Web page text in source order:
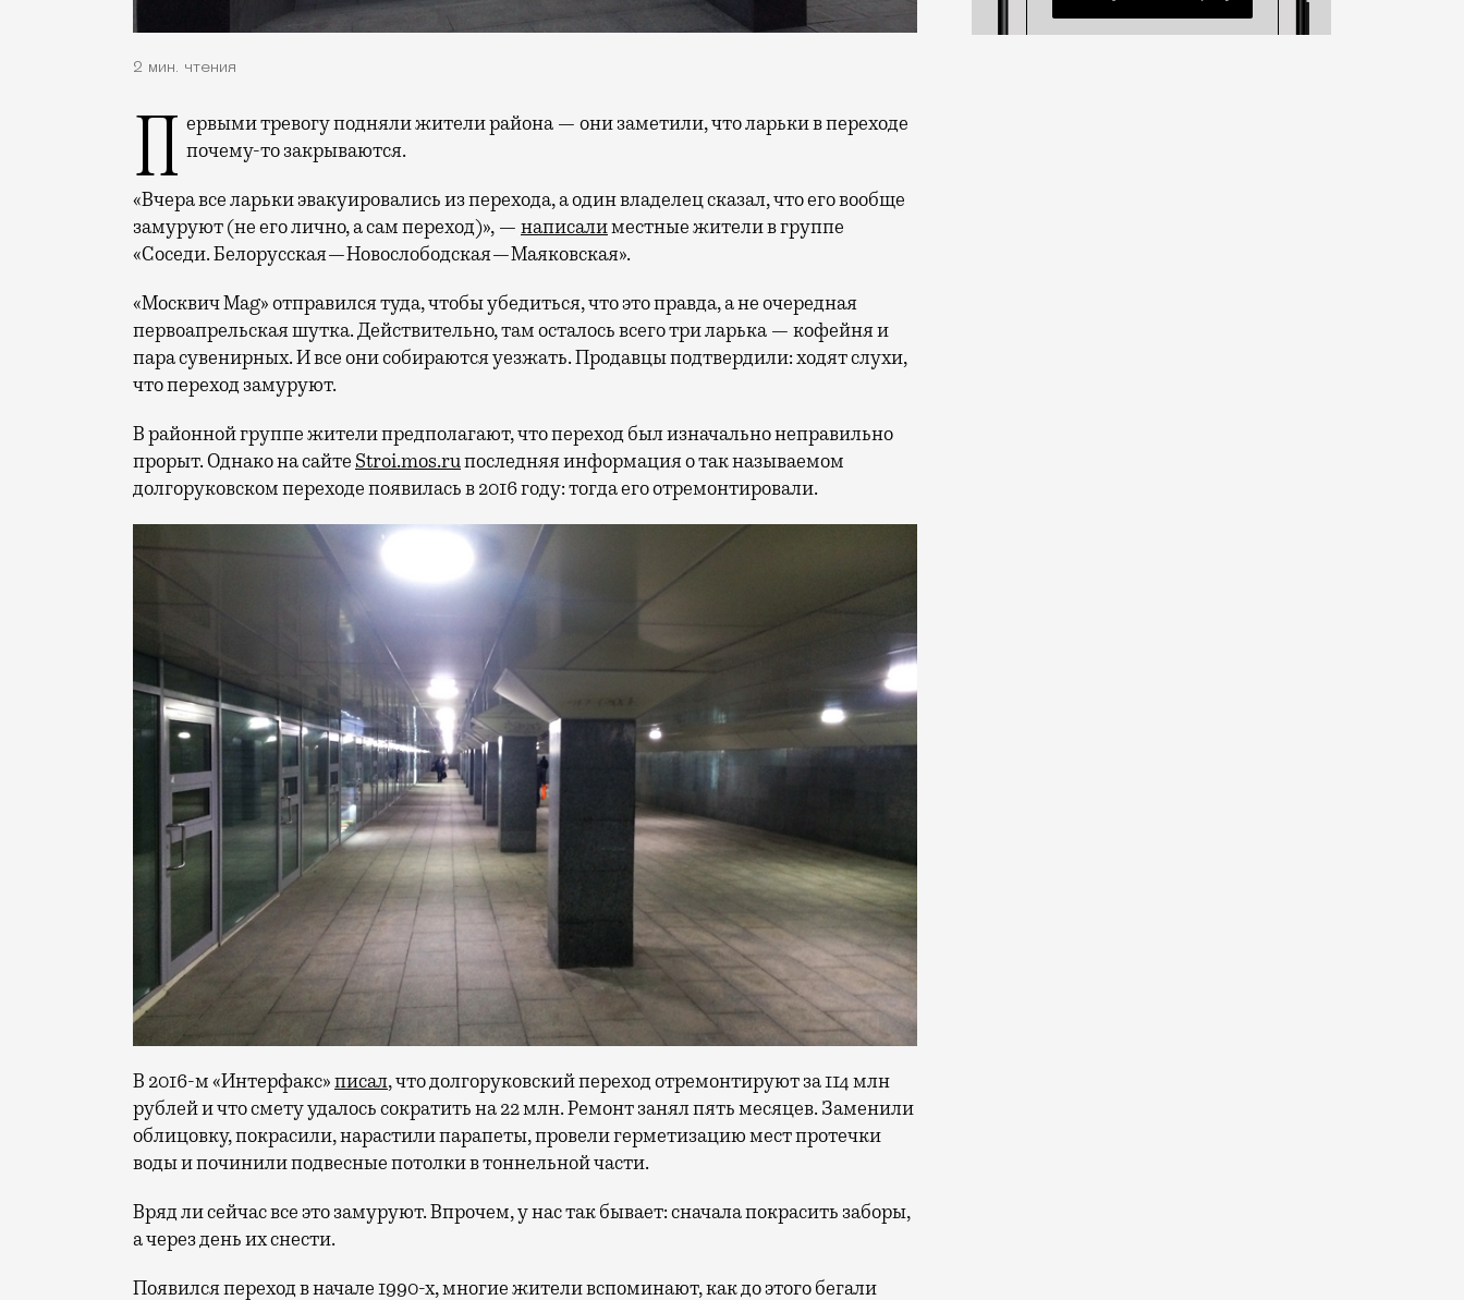
2 мин. чтения
Первыми тревогу подняли жители района — они заметили, что ларьки в переходе почему-то закрываются.
«Вчера все ларьки эвакуировались из перехода, а один владелец сказал, что его вообще
замуруют (не его лично, а сам переход)», — написалиместные жители в группе
«Соседи. Белорусская—Новослободская—Маяковская».
«Москвич Mag» отправился туда, чтобы убедиться, что это правда, а не очередная
первоапрельская шутка. Действительно, там осталось всего три ларька — кофейня и
пара сувенирных. И все они собираются уезжать. Продавцы подтвердили: ходят слухи,
что переход замуруют.
В районной группе жители предполагают, что переход был изначально неправильно
прорыт. Однако на сайте Stroi.mos.ruпоследняя информация о так называемом
долгоруковском переходе появилась в 2016 году: тогда его отремонтировали.
В 2016-м «Интерфакс»писал, что долгоруковский переход отремонтируют за 114 млн
рублей и что смету удалось сократить на 22 млн. Ремонт занял пять месяцев. Заменили
облицовку, покрасили, нарастили парапеты, провели герметизацию мест протечки
воды и починили подвесные потолки в тоннельной части.
Вряд ли сейчас все это замуруют. Впрочем, у нас так бывает: сначала покрасить заборы,
а через день их снести.
Появился переход в начале 1990-х, многие жители вспоминают, как до этого бегали